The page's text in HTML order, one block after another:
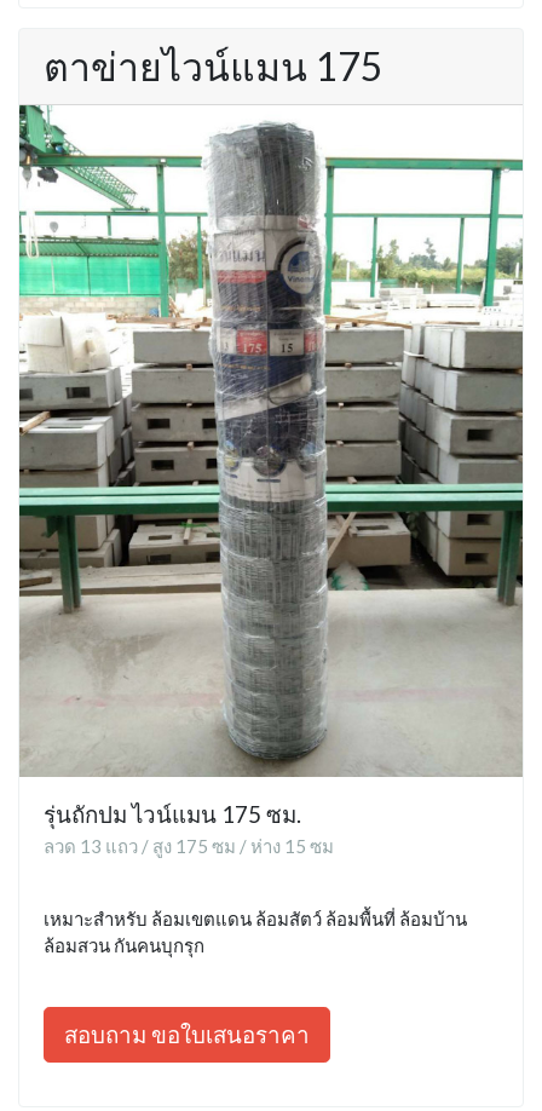
ตาข่ายไวน์แมน 175
รุ่นถักปม ไวน์แมน 175 ซม.
ลวด 13 แถว / สูง 175 ซม / ห่าง 15 ซม
เหมาะสำหรับ ล้อมเขตแดน ล้อมสัตว์ ล้อมพื้นที่ ล้อมบ้าน
ล้อมสวน กันคนบุกรุก
สอบถาม ขอใบเสนอราคา